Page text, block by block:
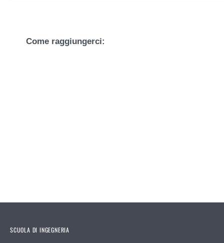
Come raggiungerci:
SCUOLA DI INGEGNERIA